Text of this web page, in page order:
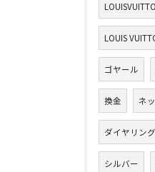
LOUIS
ゴヤール
換金 ネ
ダイヤリング
シルバー